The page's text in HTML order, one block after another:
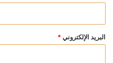
البريد الإلكتروني *